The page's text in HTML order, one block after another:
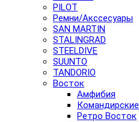
PILOT
Pемни/Акссесуары
SAN MARTIN
STALINGRAD
STEELDIVE
SUUNTO
TANDORIO
Восток
Амфибия
Командирские
Ретро Восток